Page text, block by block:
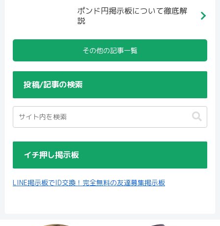
ポンド円掲示板について徹底解
説
その他の記事一覧
投稿/記事の検索
イチ押し掲示板
LINE掲示板でID交換！完全無料の友達募集掲示板